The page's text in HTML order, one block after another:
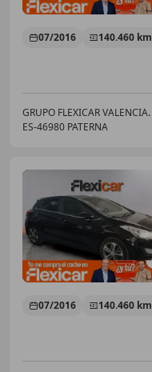
07/2016 140.460 km
GRUPO FLEXICAR VALENCIA.
ES-46980 PATERNA
07/2016 140.460 km